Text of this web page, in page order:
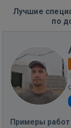
Лучшие
по
Примеры работ